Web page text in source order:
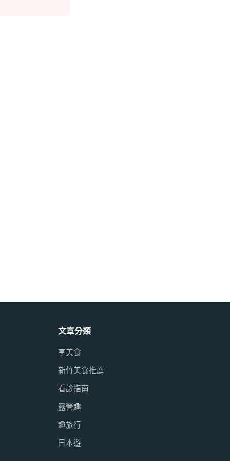
文章分類
享美食
新竹美食推薦
看診指南
露營趣
趣旅行
日本遊